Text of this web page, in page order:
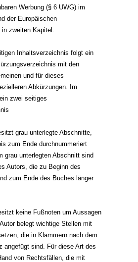
Werbung (§ 6 UWG) im
der Europäischen
in zweiten Kapitel.
Inhaltsverzeichnis folgt ein
mit den
und für dieses
Abkürzungen. Im
zwei seitiges
grau unterlegte Abschnitte,
zum Ende durchnummeriert
grau unterlegten Abschnitt sind
Autors, die zu Beginn des
zum Ende des Buches länger
keine Fußnoten um Aussagen
belegt wichtige Stellen mit
die in Klammern nach dem
angefügt sind. Für diese Art des
von Rechtsfällen, die mit